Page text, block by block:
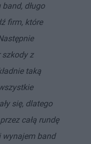
długo
firm, które
szkody z
taką
się, dlatego
całą rundę
wynajem band